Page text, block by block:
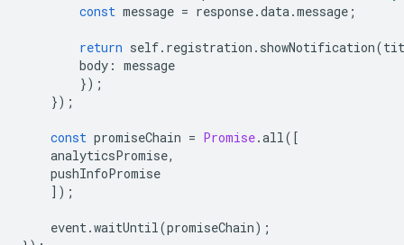
const message = response.data.message ;
return self. registration . showNotification(
body : message
});
});
const promiseChain = Promise.all([
analyticsPromise,
pushInfoPromise
]);
event.waitUntil(promiseChain);